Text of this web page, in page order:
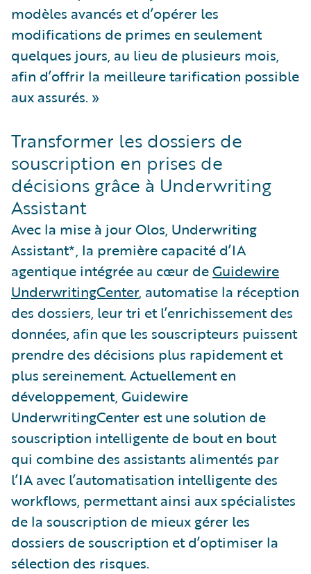
modèles avancés et d’opérer les
modifications de primes en seulement
quelques jours, au lieu de plusieurs mois,
afin d’offrir la meilleure tarification possible
aux assurés. »
Transformer les dossiers de
souscription en prises de
décisions grâce à Underwriting
Assistant
Avec la mise à jour Olos, Underwriting
Assistant*, la première capacité d’IA
agentique intégrée au cœur deGuidewire
UnderwritingCenter, automatise la réception
des dossiers, leur tri et l’enrichissement des
données, afin que les souscripteurs puissent
prendre des décisions plus rapidement et
plus sereinement. Actuellement en
développement, Guidewire
UnderwritingCenter est une solution de
souscription intelligente de bout en bout
qui combine des assistants alimentés par
l’IA avec l’automatisation intelligente des
workflows, permettant ainsi aux spécialistes
de la souscription de mieux gérer les
dossiers de souscription et d’optimiser la
sélection des risques.